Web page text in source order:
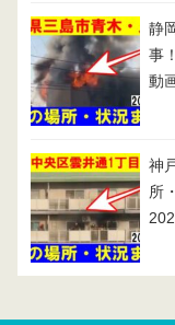
静
事
動
神
所